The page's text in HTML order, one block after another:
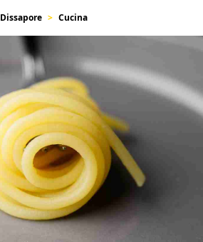
Dissapore Cucina